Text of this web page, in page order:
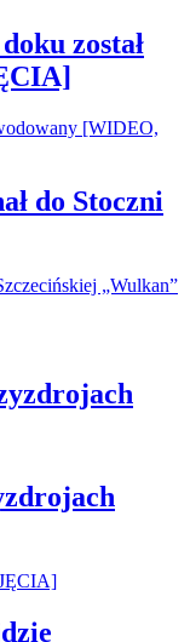
został
do Stoczni